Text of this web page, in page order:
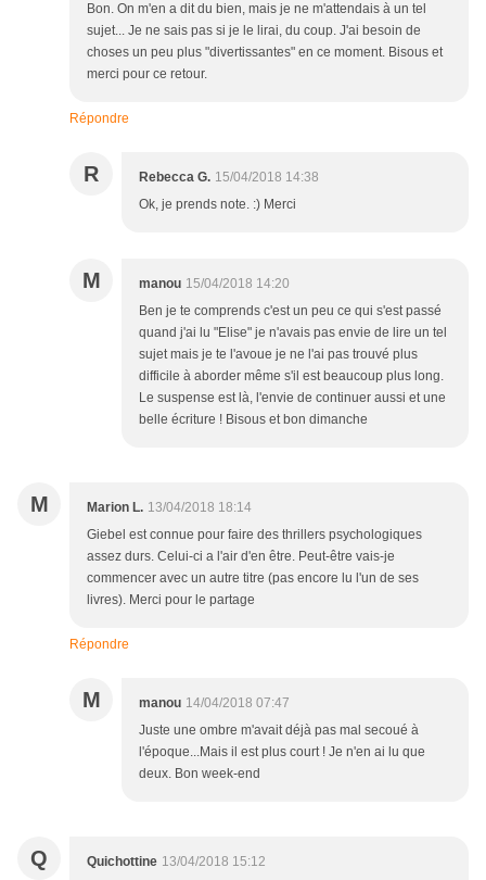
Bon. On m'en a dit du bien, mais je ne m'attendais à un tel
sujet... Je ne sais pas si je le lirai, du coup. J'ai besoin de
choses un peu plus "divertissantes" en ce moment. Bisous et
merci pour ce retour.
Répondre
R Rebecca G. 15/04/2018 14:38
Ok, je prends note. :) Merci
M manou 15/04/2018 14:20
Ben je te comprends c'est un peu ce qui s'est passé
quand j'ai lu "Elise" je n'avais pas envie de lire un tel
sujet mais je te l'avoue je ne l'ai pas trouvé plus
difficile à aborder même s'il est beaucoup plus long.
Le suspense est là, l'envie de continuer aussi et une
belle écriture ! Bisous et bon dimanche
M Marion L. 13/04/2018 18:14
Giebel est connue pour faire des thrillers psychologiques
assez durs. Celui-ci a l'air d'en être. Peut-être vais-je
commencer avec un autre titre (pas encore lu l'un de ses
livres). Merci pour le partage
Répondre
M manou 14/04/2018 07:47
Juste une ombre m'avait déjà pas mal secoué à
l'époque...Mais il est plus court ! Je n'en ai lu que
deux. Bon week-end
Q Quichottine 13/04/2018 15:12